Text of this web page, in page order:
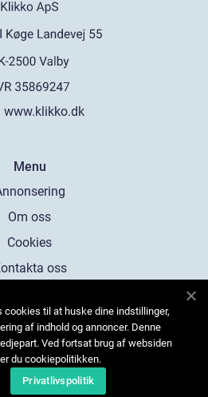
www.klikko.dk
Menu
Om oss
Cookies
oss
cookies til at huske dine indstillinger,
af indhold og annoncer. Denne
Ved fortsat brug af websiden
du cookiepolitikken.
Privatlivspolitik